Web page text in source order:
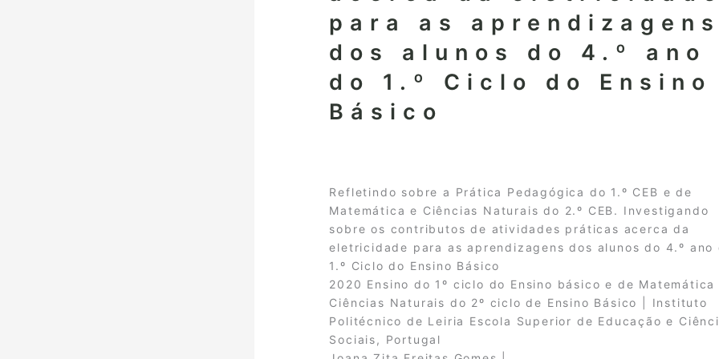
para as aprendizagens
dos alunos do 4.º ano
do 1.º Ciclo do Ensino
Básico
Refletindo sobre a Prática Pedagógica do 1.º CEB e de
Matemática e Ciências Naturais do 2.º CEB. Investigando
sobre os contributos de atividades práticas acerca da
eletricidade para as aprendizagens dos alunos do 4.º ano
1.º Ciclo do Ensino Básico
2020 Ensino do 1º ciclo do Ensino básico e de Matemática
Ciências Naturais do 2º ciclo de Ensino Básico | Instituto
Politécnico de Leiria Escola Superior de Educação e
Sociais, Portugal